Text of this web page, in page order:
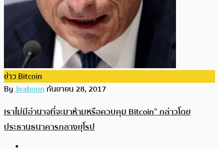
ข่าว Bitcoin
ByJiraboonกันยายน 28, 2017
เราไม่มีอำนาจที่จะมาห้ามหรือควบคุม Bitcoin” กล่าวโดย
ประธานธนาคารกลางยุโรป